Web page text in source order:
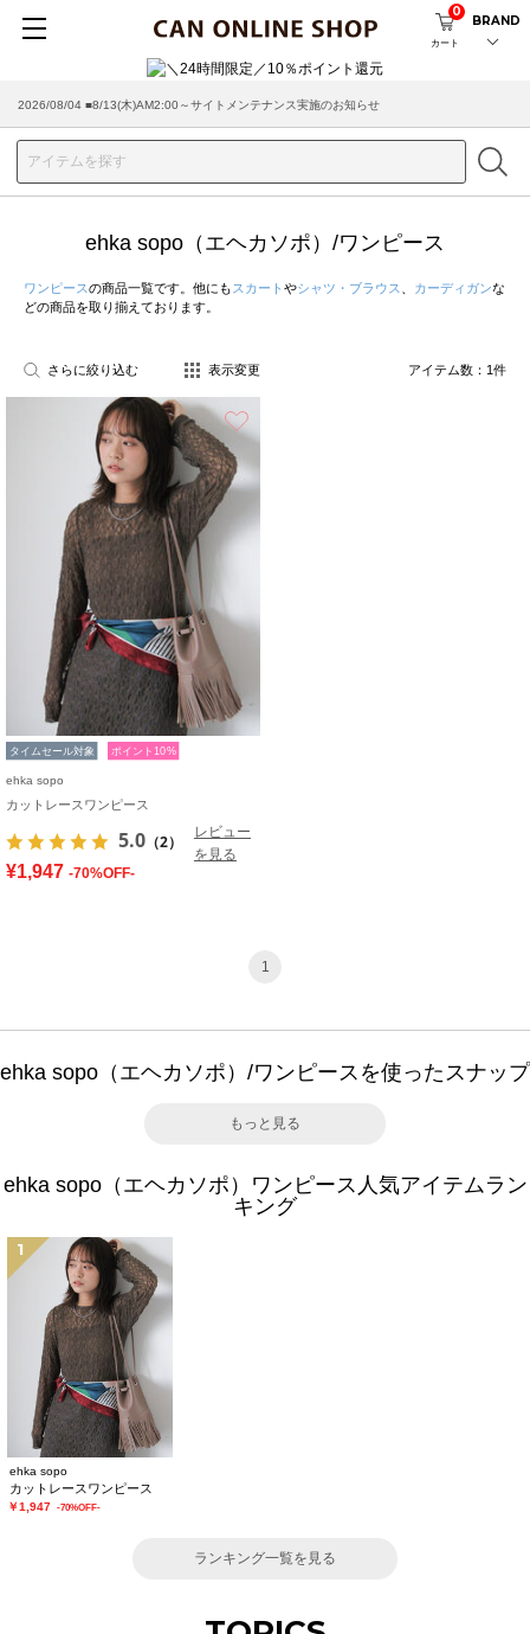
カート
0
BRAND
2026/08/04 ■8/13(木)AM2:00～サイトメンテナンス実施のお知らせ
ehka sopo（エヘカソポ）/ワンピース
ワンピースの商品一覧です。他にも スカート やシャツ・ブラウス カーディガンな
どの商品を取り揃えております。
さらに絞り込む 表示変更 アイテム数： 1件
タイムセール対象 ポイント10%
ehka sopo
カットレースワンピース
5.0 （2）
レビュー
を見る
¥1,947 -70%OFF-
1
ehka sopo（エヘカソポ）/ワンピースを使ったスナップ
もっと見る
ehka sopo（エヘカソポ）ワンピース人気アイテムラン
キング
1
ehka sopo
カットレースワンピース
￥1,947 -70%OFF-
ランキング一覧を見る